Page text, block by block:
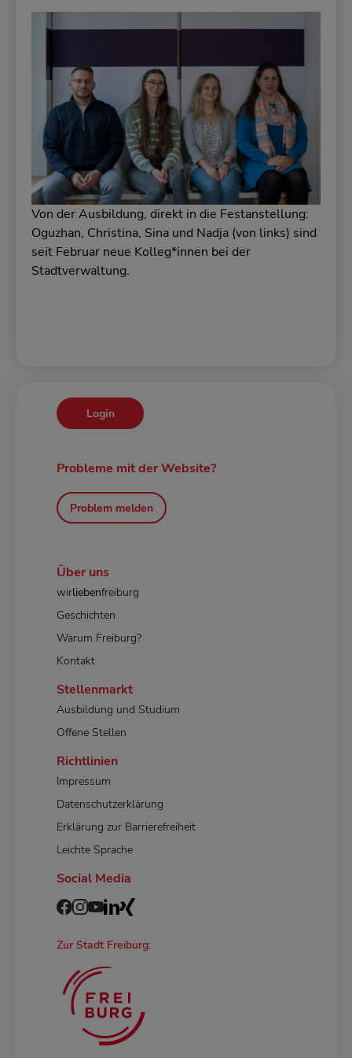
Von der Ausbildung, direkt in die Festanstellung:
Oguzhan, Christina, Sina und Nadja (von links) sind
seit Februar neue Kolleg*innen bei der
Stadtverwaltung.
Login
Probleme mit der Website?
Problem melden
Über uns
wirliebenfreiburg
Geschichten
Warum Freiburg?
Kontakt
Stellenmarkt
Ausbildung und Studium
Offene Stellen
Richtlinien
Impressum
Datenschutzerklärung
Erklärung zur Barrierefreiheit
Leichte Sprache
Social Media
Zur Stadt Freiburg: